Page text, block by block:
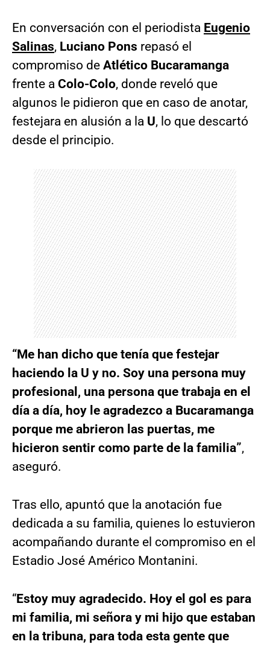
En conversación con el periodista Eugenio
Salinas, Luciano Pons repasó el
compromiso de Atlético Bucaramanga
frente a Colo-Colo, donde reveló que
algunos le pidieron que en caso de anotar,
festejara en alusión a la U, lo que descartó
desde el principio.
“Me han dicho que tenía que festejar
haciendo la U y no. Soy una persona muy
profesional, una persona que trabaja en el
día a día, hoy le agradezco a Bucaramanga
porque me abrieron las puertas, me
hicieron sentir como parte de la familia”,
aseguró.
Tras ello, apuntó que la anotación fue
dedicada a su familia, quienes lo estuvieron
acompañando durante el compromiso en el
Estadio José Américo Montanini.
“Estoy muy agradecido. Hoy el gol es para
mi familia, mi señora y mi hijo que estaban
en la tribuna, para toda esta gente que